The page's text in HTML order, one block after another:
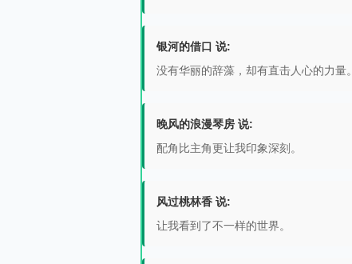
银河的借口 说:
没有华丽的辞藻，却有直击人心的力量。
晚风的浪漫琴房 说:
配角比主角更让我印象深刻。
风过桃林香 说:
让我看到了不一样的世界。